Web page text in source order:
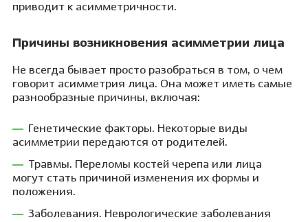
приводит к асимметричности.
Причины возникновения асимметрии лица
Не всегда бывает просто разобраться в том, о чем
говорит асимметрия лица. Она может иметь самые
разнообразные причины, включая:
Генетические факторы. Некоторые виды
асимметрии передаются от родителей.
Травмы. Переломы костей черепа или лица
могут стать причиной изменения их формы и
положения.
Заболевания. Неврологические заболевания